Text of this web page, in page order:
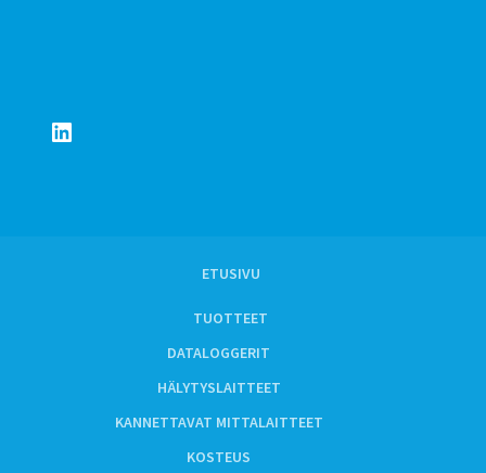
LinkedIn
ETUSIVU
TUOTTEET
DATALOGGERIT
HÄLYTYSLAITTEET
KANNETTAVAT MITTALAITTEET
KOSTEUS